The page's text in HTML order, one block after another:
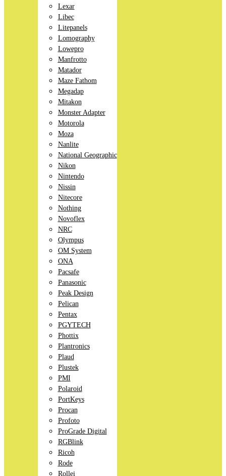
Lexar
Libec
Litepanels
Lomography
Lowepro
Manfrotto
Matador
Maze Fathom
Megadap
Mitakon
Monster Adapter
Motorola
Moza
Nanlite
National Geographic
Nikon
Nintendo
Nissin
Nitecore
Nothing
Novoflex
NRC
Olympus
OM System
ONA
Pacsafe
Panasonic
Peak Design
Pelican
Pentax
PGYTECH
Phottix
Plantronics
Plaud
Plustek
PMI
Polaroid
PortKeys
Procan
Profoto
ProGrade Digital
RGBlink
Ricoh
Rode
Rollei